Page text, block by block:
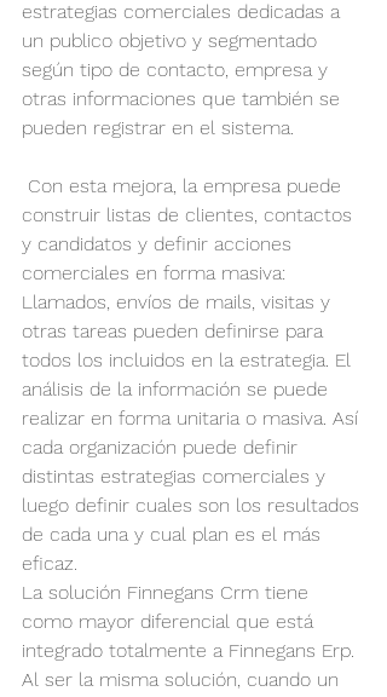
estrategias comerciales dedicadas a
un publico objetivo y segmentado
según tipo de contacto, empresa y
otras informaciones que también se
pueden registrar en el sistema.
construir listas de clientes, contactos
y candidatos y definir acciones
comerciales en forma masiva:
Llamados, envíos de mails, visitas y
otras tareas pueden definirse para
todos los incluidos en la estrategia. El
análisis de la información se puede
realizar en forma unitaria o masiva. Así
cada organización puede definir
distintas estrategias comerciales y
luego definir cuales son los resultados
de cada una y cual plan es el más
eficaz.
La solución Finnegans Crm tiene
como mayor diferencial que está
integrado totalmente a Finnegans Erp.
Al ser la misma solución, cuando un